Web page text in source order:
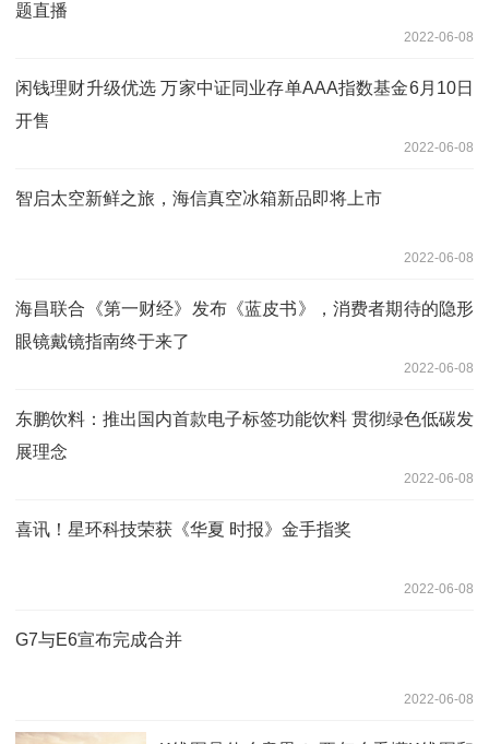
题直播
2022-06-08
闲钱理财升级优选 万家中证同业存单AAA指数基金6月10日
开售
2022-06-08
智启太空新鲜之旅，海信真空冰箱新品即将上市
2022-06-08
海昌联合《第一财经》发布《蓝皮书》，消费者期待的隐形
眼镜戴镜指南终于来了
2022-06-08
东鹏饮料：推出国内首款电子标签功能饮料 贯彻绿色低碳发
展理念
2022-06-08
喜讯！星环科技荣获《华夏 时报》金手指奖
2022-06-08
G7与E6宣布完成合并
2022-06-08